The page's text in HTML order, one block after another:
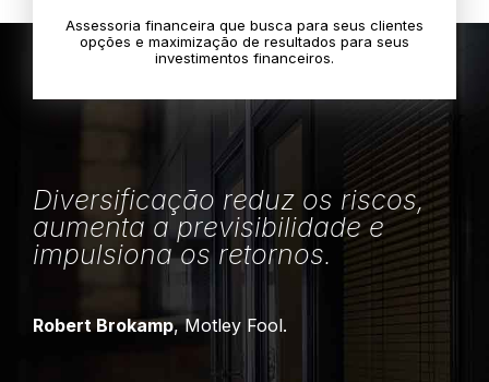
Assessoria financeira que busca para seus clientes
opções e maximização de resultados para seus
investimentos financeiros.
Diversificação reduz os riscos,
aumenta a previsibilidade e
impulsiona os retornos.
Robert Brokamp, Motley Fool.